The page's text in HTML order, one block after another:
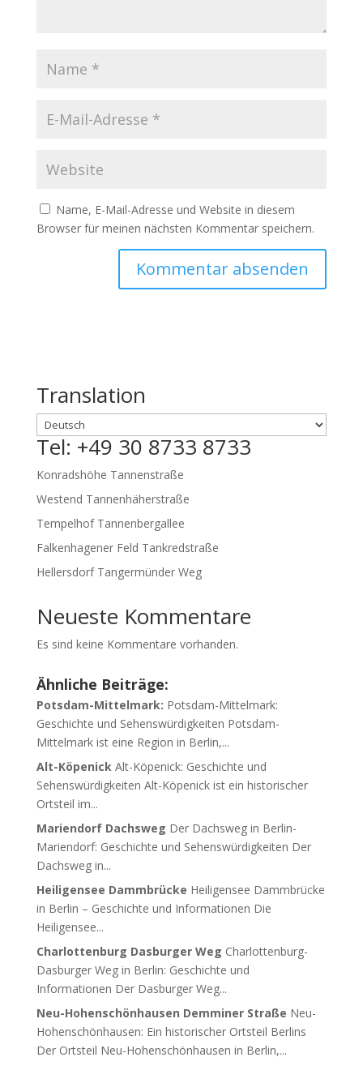
Name, E-Mail-Adresse und Website in diesem
Browser für meinen nächsten Kommentar speichern.
Translation
Tel: +49 30 8733 8733
Konradshöhe Tannenstraße
Westend Tannenhäherstraße
Tempelhof Tannenbergallee
Falkenhagener Feld Tankredstraße
Hellersdorf Tangermünder Weg
Neueste Kommentare
Es sind keine Kommentare vorhanden.
Ähnliche Beiträge:
Potsdam-Mittelmark: Potsdam-Mittelmark:
Geschichte und Sehenswürdigkeiten Potsdam-
Mittelmark ist eine Region in Berlin,...
Alt-Köpenick Alt-Köpenick: Geschichte und
Sehenswürdigkeiten Alt-Köpenick ist ein historischer
Ortsteil im...
Mariendorf Dachsweg Der Dachsweg in Berlin-
Mariendorf: Geschichte und Sehenswürdigkeiten Der
Dachsweg in...
Heiligensee Dammbrücke Heiligensee Dammbrücke
in Berlin – Geschichte und Informationen Die
Heiligensee...
Charlottenburg Dasburger Weg Charlottenburg-
Dasburger Weg in Berlin: Geschichte und
Informationen Der Dasburger Weg...
Neu-Hohenschönhausen Demminer Straße Neu-
Hohenschönhausen: Ein historischer Ortsteil Berlins
Der Ortsteil Neu-Hohenschönhausen in Berlin,...